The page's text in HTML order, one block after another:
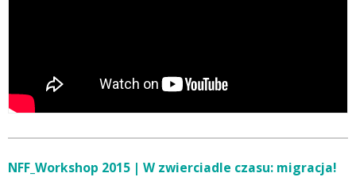
NFF_Workshop 2015 | W zwierciadle czasu: migracja!